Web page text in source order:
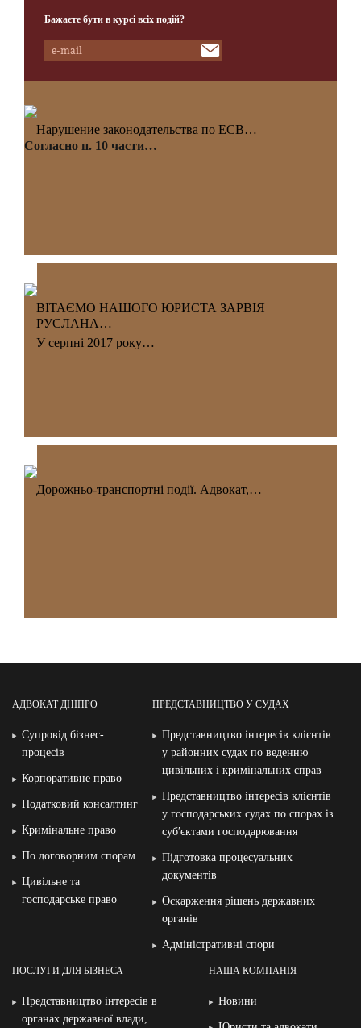
Бажаєте бути в курсі всіх подій?
Нарушение законодательства по ЕСВ…
Согласно п. 10 части…
ВІТАЄМО НАШОГО ЮРИСТА ЗАРВІЯ
РУСЛАНА…
У серпні 2017 року…
Дорожньо-транспортні події. Адвокат,…
АДВОКАТ ДНІПРО
Супровід бізнес-
процесів
Корпоративне право
Податковий консалтинг
Кримінальне право
По договорним спорам
Цивільне та
господарське право
ПРЕДСТАВНИЦТВО У СУДАХ
Представництво інтересів клієнтів
у районних судах по веденню
цивільних і кримінальних справ
Представництво інтересів клієнтів
у господарських судах по спорах із
суб′єктами господарювання
Підготовка процесуальних
документів
Оскарження рішень державних
органів
Адміністративні спори
ПОСЛУГИ ДЛЯ БІЗНЕСА
Представництво інтересів в
органах державної влади,
НАША КОМПАНІЯ
Новини